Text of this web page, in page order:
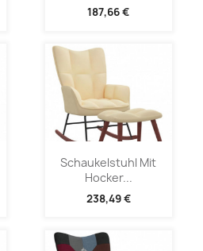
187,66 €
Schaukelstuhl Mit
Hocker...
238,49 €